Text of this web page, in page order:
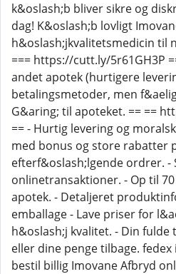
k&oslash;b bliver sikre og
dag! K&oslash;b lovligt
h&oslash;jkvalitetsmedicin til
=== https://cutt.ly/5r61GH3P
andet apotek (hurtigere
betalingsmetoder, men
G&aring; til apoteket. == ==
== - Hurtig levering og
med bonus og store rabatter
efterf&oslash;lgende ordrer. -
onlinetransaktioner. - Op til
apotek. - Detaljeret
emballage - Lave priser for
h&oslash;j kvalitet. - Din
eller dine penge tilbage.
bestil billig Imovane Afbryd